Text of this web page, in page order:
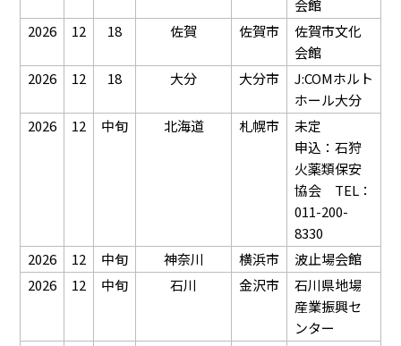
会館
2026
12 18 佐賀 佐賀市
佐賀市文化
会館
2026
12 18 大分 大分市
J:COMホルト
ホール大分
2026
12 中旬 北海道 札幌市
未定
申込：石狩
火薬類保安
協会 TEL：
011-200-
8330
2026
12 中旬 神奈川 横浜市
波止場会館
2026
12 中旬 石川 金沢市
石川県地場
産業振興セ
ンター